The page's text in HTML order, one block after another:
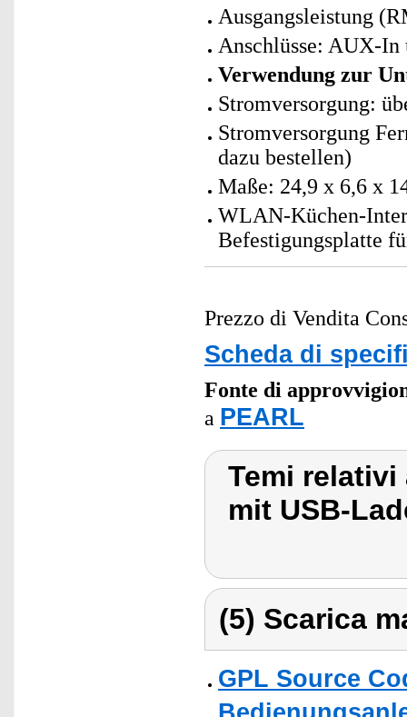
Ausgangsleistung
Anschlüsse: AUX-
Verwendung zur
Stromversorgung:
Stromversorgung
dazu bestellen)
Maße: 24,9 x 6,6 x
WLAN-Küchen-
Befestigungsplatte
Prezzo di Vendita
Scheda di
Fonte di
a PEARL
Temi relativi
mit USB-
(5) Scarica
GPL Source